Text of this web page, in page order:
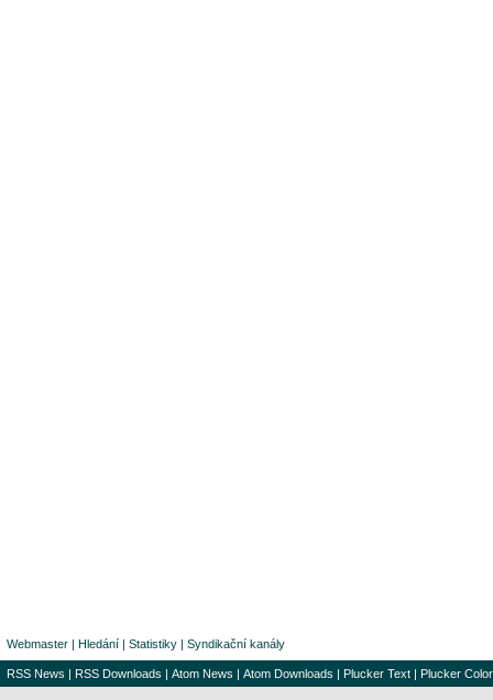
Webmaster | Hledání | Statistiky | Syndikační kanály
RSS News | RSS Downloads | Atom News | Atom Downloads | Plucker Text | Plucker Color